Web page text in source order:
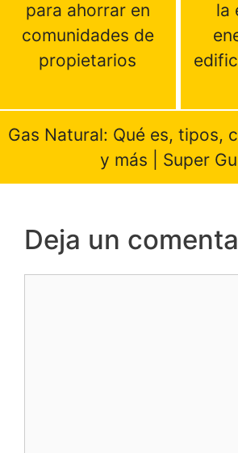
para ahorrar en
comunidades de
propietarios
la
Gas Natural: Qué es, tipos,
y más | Super
Deja un